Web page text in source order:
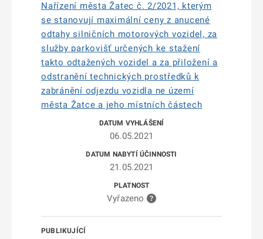
Nařízení města Žatec č. 2/2021, kterým
se stanovují maximální ceny z anucené
odtahy silničních motorových vozidel, za
služby parkovišť určených ke stažení
takto odtažených vozidel a za přiložení a
odstranění technických prostředků k
zabránění odjezdu vozidla ne území
města Žatce a jeho místních částech
06.05.2021
21.05.2021
Vyřazeno